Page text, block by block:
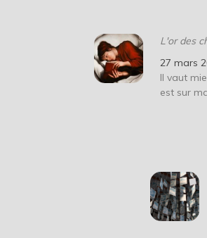
L'or des
27 mars
Il vaut
est sur